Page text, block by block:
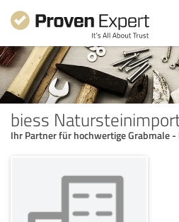
biess
Ihr Partner für hochwertige Grabmale